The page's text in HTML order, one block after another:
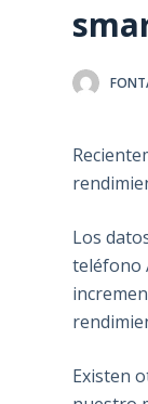
Los
teléfono
Existen